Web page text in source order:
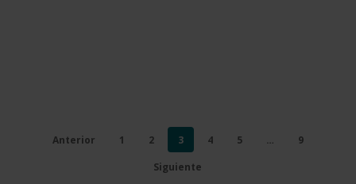
Anterior 1 2 3 4 5 …
9
Siguiente